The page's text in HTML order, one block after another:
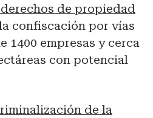
de propiedad
confiscación por vías
1400 empresas y cerca
con potencial
de la